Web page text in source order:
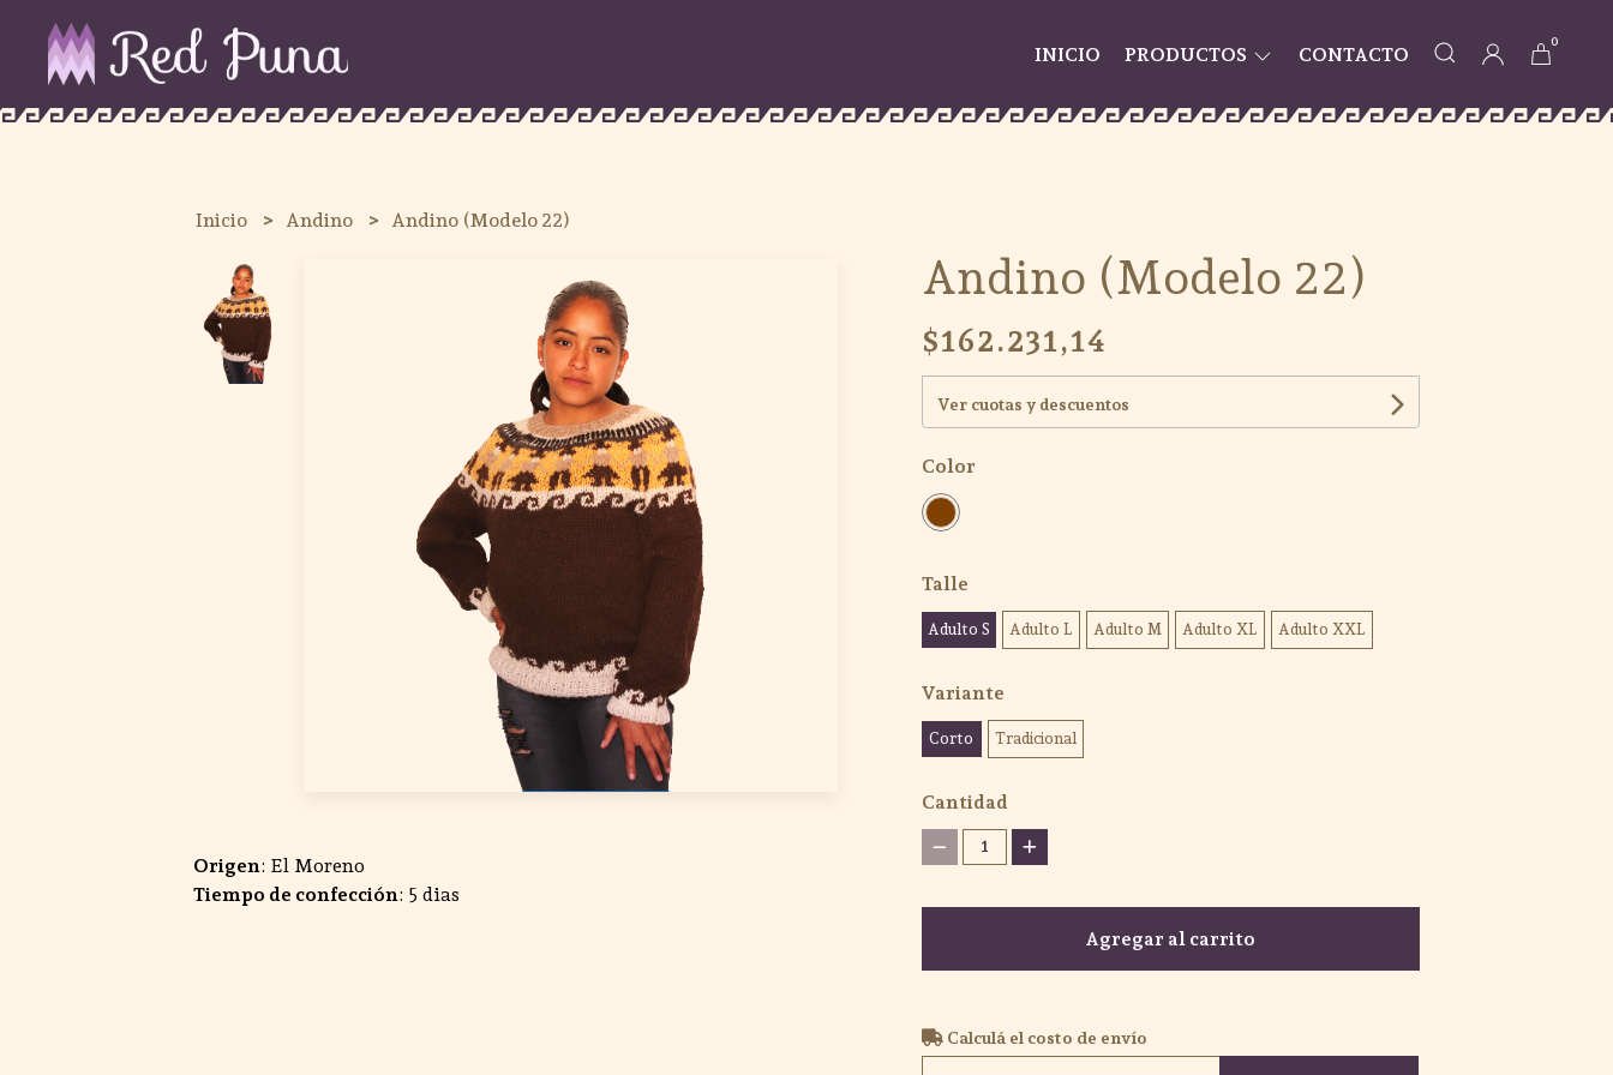
INICIO PRODUCTOS CONTACTO
0
Inicio Andino Andino (Modelo 22)
Origen: El Moreno
Tiempo de confección: 5 dias
Andino (Modelo 22)
$162.231,14
Ver cuotas y descuentos
Color
Talle
Adulto S Adulto L Adulto M Adulto XL Adulto XXL
Variante
Corto Tradicional
Cantidad
1
Agregar al carrito
Calculá el costo de envío